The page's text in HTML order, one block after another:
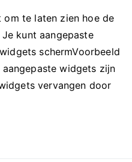
te laten zien hoe de
kunt aangepaste
schermVoorbeeld
widgets zijn
vervangen door